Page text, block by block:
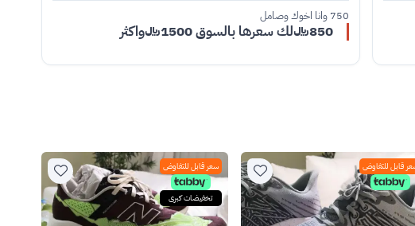
750 وانا اخوك وصامل
850﷼لك سعرها بالسوق 1500﷼واكثر
قابل للتفاوض سعر قابل للتفاوض
تخفيضات كبرى